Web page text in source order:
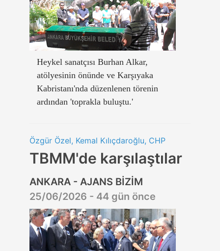
Heykel sanatçısı Burhan Alkar,
atölyesinin önünde ve Karşıyaka
Kabristanı'nda düzenlenen törenin
ardından 'toprakla buluştu.'
Özgür Özel, Kemal Kılıçdaroğlu, CHP
TBMM'de karşılaştılar
ANKARA - AJANS BİZİM
25/06/2026 - 44 gün önce